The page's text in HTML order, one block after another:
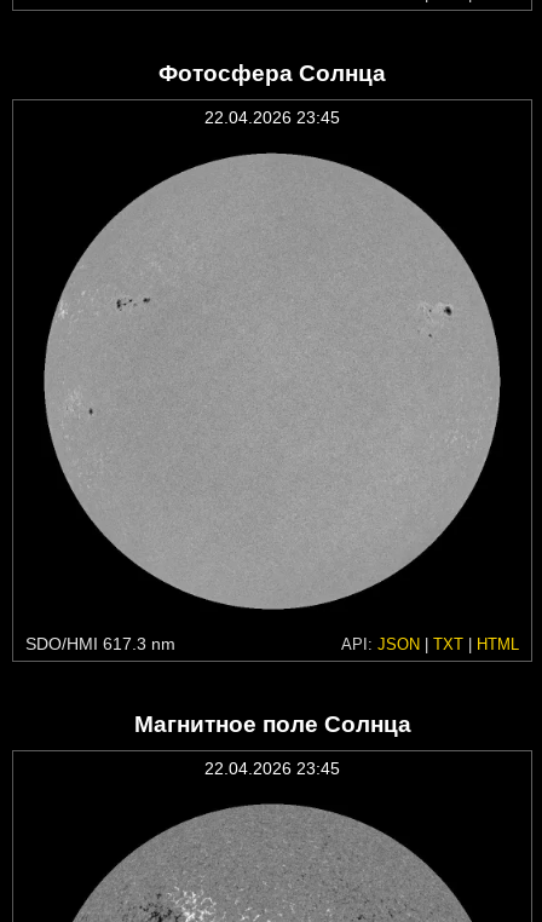
Фотосфера Солнца
22.04.2026 23:45
SDO/HMI 617.3 nm API: JSON | TXT | HTML
Магнитное поле Солнца
22.04.2026 23:45